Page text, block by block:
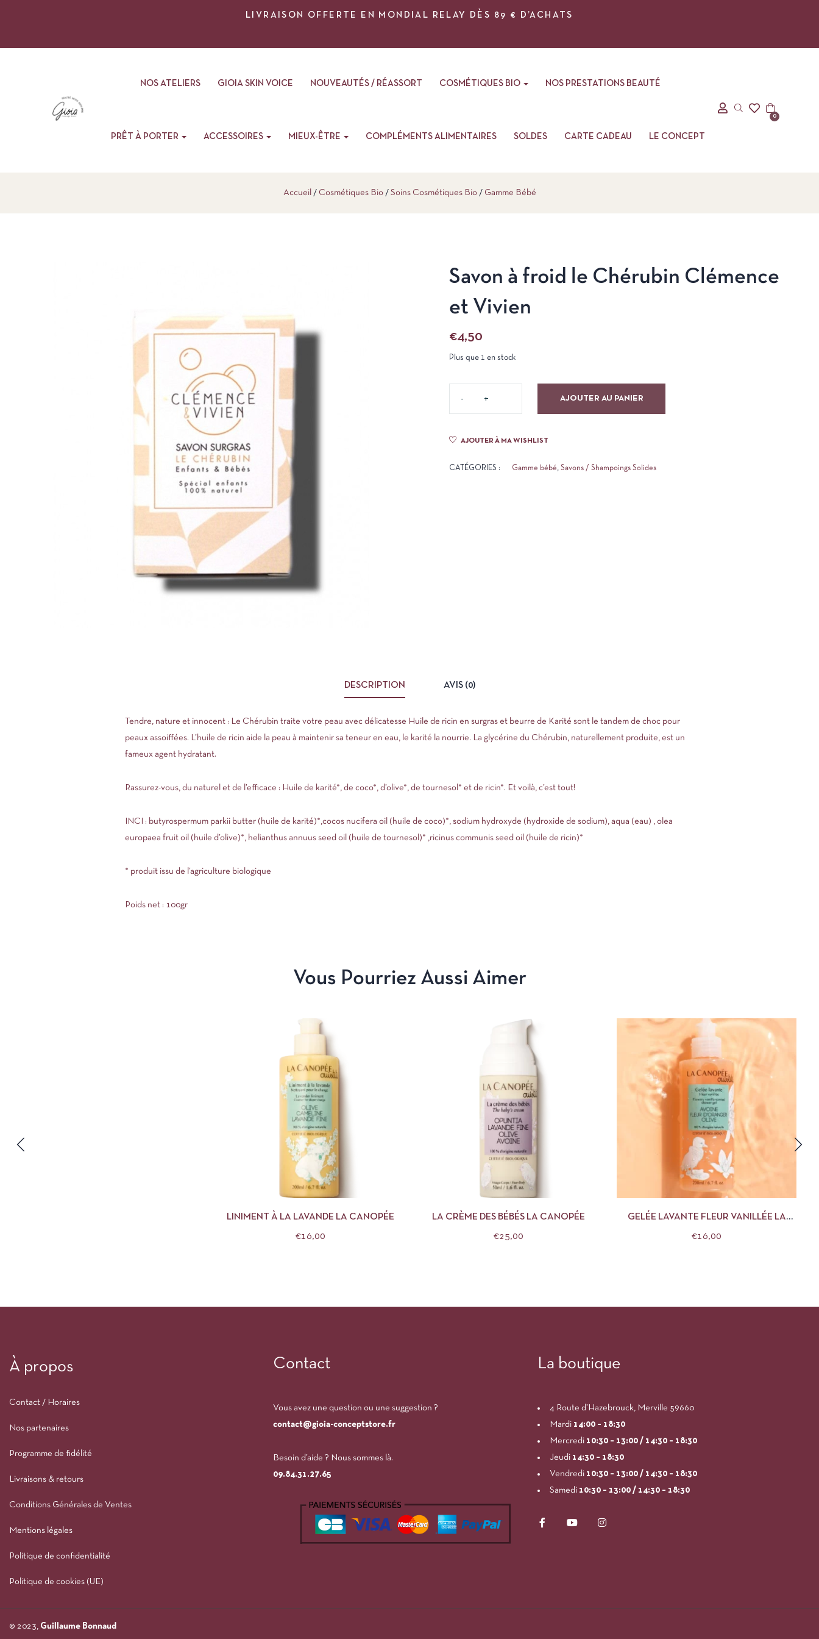
LIVRAISON OFFERTE EN MONDIAL RELAY DÈS 89 € D’ACHATS
NOS ATELIERS GIOIA SKIN VOICE NOUVEAUTÉS / RÉASSORT COSMÉTIQUES BIO NOS PRESTATIONS BEAUTÉ
PRÊT À PORTER ACCESSOIRES MIEUX-ÊTRE COMPLÉMENTS ALIMENTAIRES SOLDES CARTE CADEAU LE CONCEPT
0
Accueil Cosmétiques Bio Soins Cosmétiques Bio Gamme Bébé
Savon à froid le Chérubin Clémence
et Vivien
€4,50
Plus que 1 en stock
AJOUTER AU PANIER
AJOUTER À MA WISHLIST
CATÉGORIES : Gamme bébé, Savons / Shampoings Solides
DESCRIPTION AVIS (0)
Tendre, nature et innocent : Le Chérubin traite votre peau avec délicatesse Huile de ricin en surgraset beurre de Karité sont le tandem de choc pour
peaux assoiffées. L’huile de ricin aide la peau à maintenir sa teneur en eau, le karité la nourrie. La glycérine du Chérubin, naturellement produite, est un
fameux agent hydratant.
Rassurez-vous, du naturel et de l’efficace : Huile de karité*, de coco*, d’olive*, de tournesol* et de ricin*. Et voilà, c’est tout!
INCI : butyrospermum parkii butter (huile de karité)*,cocos nucifera oil (huile de coco)*, sodium hydroxyde (hydroxide de sodium), aqua (eau) , olea
europaea fruit oil (huile d’olive)*, helianthus annuus seed oil (huile de tournesol)* ,ricinus communis seed oil (huile de ricin)*
* produit issu de l’agriculture biologique
Poids net : 100gr
Vous Pourriez Aussi Aimer
APERÇU AJOUTER AU PANIER
LINIMENT À LA LAVANDE LA CANOPÉE
€16,00
AJOUTER AU PANIER
LA CRÈME DES BÉBÉS LA CANOPÉE
€25,00
AJOUTER AU PANIER
GELÉE LAVANTE FLEUR VANILLÉE LA
€16,00
À propos
Contact / Horaires
Nos partenaires
Programme de fidélité
Livraisons & retours
Conditions Générales de Ventes
Mentions légales
Politique de confidentialité
Politique de cookies (UE)
Contact
Vous avez une question ou une suggestion ?
contact@gioia-conceptstore.fr
Besoin d’aide ? Nous sommes là.
09.84.31.27.65
La boutique
4 Route d’Hazebrouck, Merville 59660
Mardi 14:00– 18:30
Mercredi 10:30 – 13:00 / 14:30 – 18:30
Jeudi 14:30 – 18:30
Vendredi10:30 – 13:00 / 14:30 – 18:30
Samedi 10:30 – 13:00 / 14:30 – 18:30
© 2023, Guillaume Bonnaud